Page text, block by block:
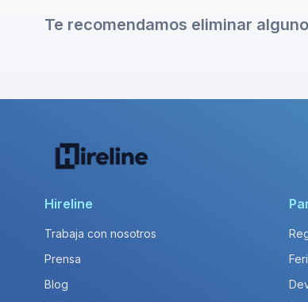
Te recomendamos eliminar
Hireline
Trabaja con nosotros
Prensa
Blog